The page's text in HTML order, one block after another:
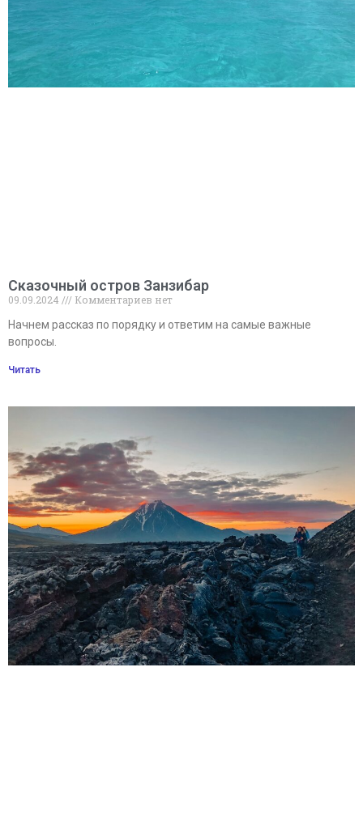
Сказочный остров Занзибар
09.09.2024
Комментариев нет
Начнем рассказ по порядку и ответим на самые важные
вопросы.
Читать